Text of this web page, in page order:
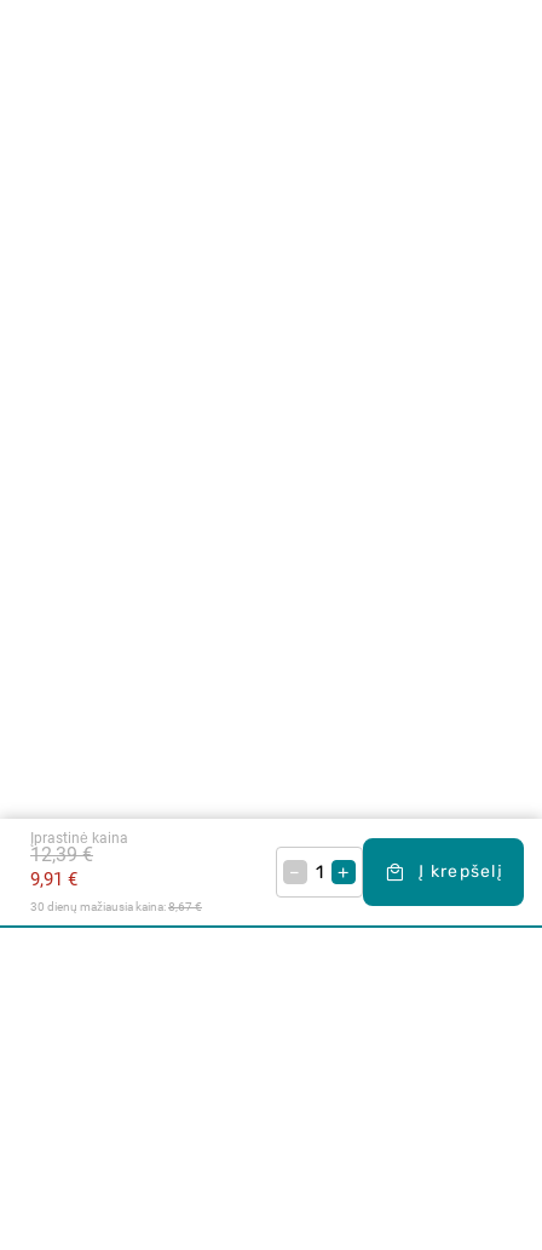
Įprastinė kaina
9,91 €
12,39 €
30 dienų mažiausia kaina: 8,67 €
– + Į krepšelį